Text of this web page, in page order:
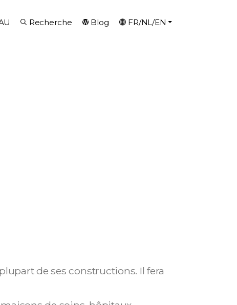
Recherche Blog FR/NL/EN
de ses constructions. Il fera